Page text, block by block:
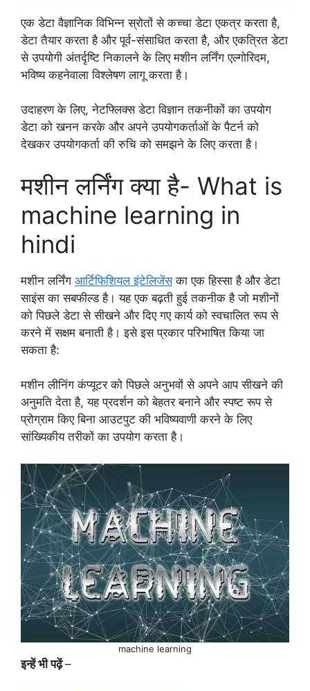
एक डेटा वैज्ञानिक विभिन्न स्रोतों से कच्चा डेटा एकत्र करता है,
डेटा तैयार करता है और पूर्व-संसाधित करता है, और एकत्रित डेटा
से उपयोगी अंतर्दृष्टि निकालने के लिए मशीन लर्निंग एल्गोरिदम,
भविष्य कहनेवाला विश्लेषण लागू करता है।
उदाहरण के लिए, नेटफ्लिक्स डेटा विज्ञान तकनीकों का उपयोग
डेटा को खनन करके और अपने उपयोगकर्ताओं के पैटर्न को
देखकर उपयोगकर्ता की रुचि को समझने के लिए करता है।
मशीन लर्निंग क्या है- What is
machine learning in
hindi
मशीन लर्निंग आर्टिफिशियल इंटेलिजेंसका एक हिस्सा है और डेटा
साइंस का सबफील्ड है। यह एक बढ़ती हुई तकनीक है जो मशीनों
को पिछले डेटा से सीखने और दिए गए कार्य को स्वचालित रूप से
करने में सक्षम बनाती है। इसे इस प्रकार परिभाषित किया जा
सकता है:
मशीन लीनिंग कंप्यूटर को पिछले अनुभवों से अपने आप सीखने की
अनुमति देता है, यह प्रदर्शन को बेहतर बनाने और स्पष्ट रूप से
प्रोग्राम किए बिना आउटपुट की भविष्यवाणी करने के लिए
सांख्यिकीय तरीकों का उपयोग करता है।
machine learning
इन्हें भी पढ़ें–